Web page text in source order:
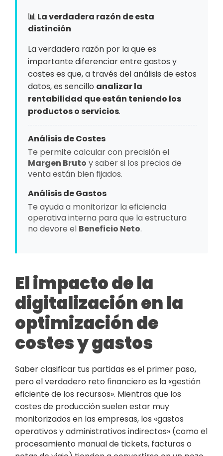
📊 La verdadera razón de esta
distinción
La verdadera razón por la que es
importante diferenciar entre gastos y
costes es que, a través del análisis de estos
datos, es sencillo analizar la
rentabilidad que están teniendo los
productos o servicios.
Análisis de Costes
Te permite calcular con precisión el
Margen Bruto y saber si los precios de
venta están bien fijados.
Análisis de Gastos
Te ayuda a monitorizar la eficiencia
operativa interna para que la estructura
no devore el Beneficio Neto.
El impacto de la
digitalización en la
optimización de
costes y gastos
Saber clasificar tus partidas es el primer paso,
pero el verdadero reto financiero es la «gestión
eficiente de los recursos». Mientras que los
costes de producción suelen estar muy
monitorizados en las empresas, los «gastos
operativos y administrativos indirectos» (como el
procesamiento manual de tickets, facturas o